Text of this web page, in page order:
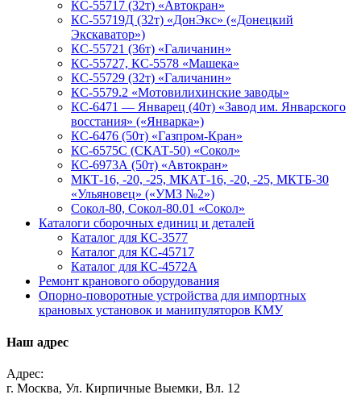
КС-55717 (32т) «Автокран»
КС-55719Д (32т) «ДонЭкс» («Донецкий
Экскаватор»)
КС-55721 (36т) «Галичанин»
КС-55727, КС-5578 «Машека»
КС-55729 (32т) «Галичанин»
КС-5579.2 «Мотовилихинские заводы»
КС-6471 — Январец (40т) «Завод им. Январского
восстания» («Январка»)
КС-6476 (50т) «Газпром-Кран»
КС-6575С (СКАТ-50) «Сокол»
КС-6973А (50т) «Автокран»
МКТ-16, -20, -25, МКАТ-16, -20, -25, МКТБ-30
«Ульяновец» («УМЗ №2»)
Сокол-80, Сокол-80.01 «Сокол»
Каталоги сборочных единиц и деталей
Каталог для КС-3577
Каталог для КС-45717
Каталог для КС-4572А
Ремонт кранового оборудования
Опорно-поворотные устройства для импортных
крановых установок и манипуляторов КМУ
Наш адрес
Адрес:
г. Москва, Ул. Кирпичные Выемки, Вл. 12